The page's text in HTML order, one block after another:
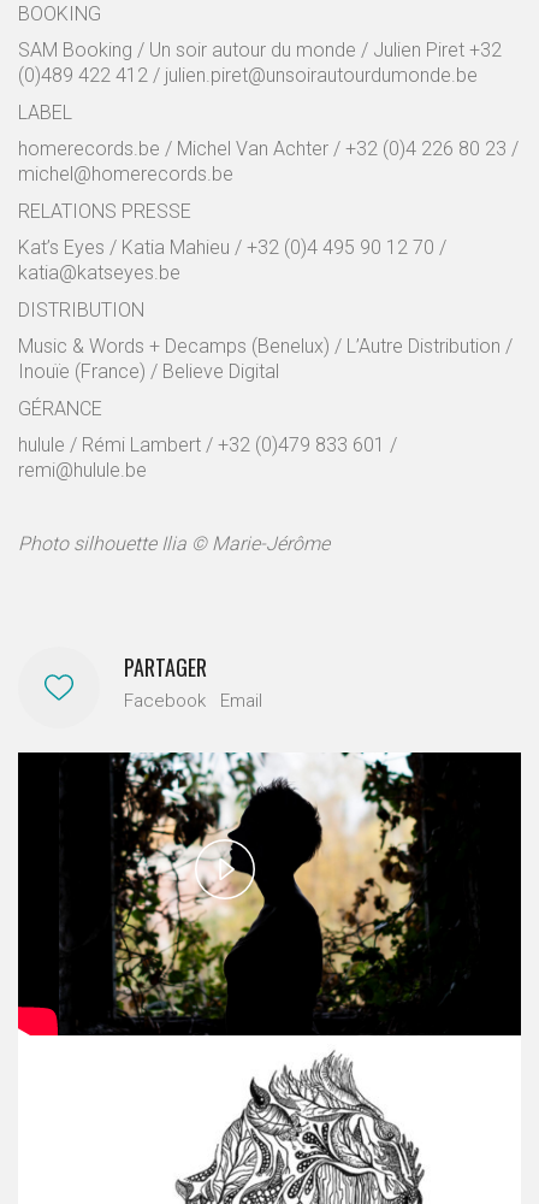
BOOKING
SAM Booking / Un soir autour du monde / Julien Piret +32
(0)489 422 412 / julien.piret@unsoirautourdumonde.be
LABEL
homerecords.be / Michel Van Achter / +32 (0)4 226 80 23 /
michel@homerecords.be
RELATIONS PRESSE
Kat’s Eyes / Katia Mahieu / +32 (0)4 495 90 12 70 /
katia@katseyes.be
DISTRIBUTION
Music & Words + Decamps (Benelux) / L’Autre Distribution /
Inouïe (France) / Believe Digital
GÉRANCE
hulule / Rémi Lambert / +32 (0)479 833 601 /
remi@hulule.be
Photo silhouette Ilia © Marie-Jérôme
PARTAGER
Facebook Email
Play
Video